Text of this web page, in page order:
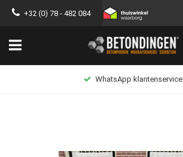
+32 (0) 78 - 482 084
WhatsApp klantenservice